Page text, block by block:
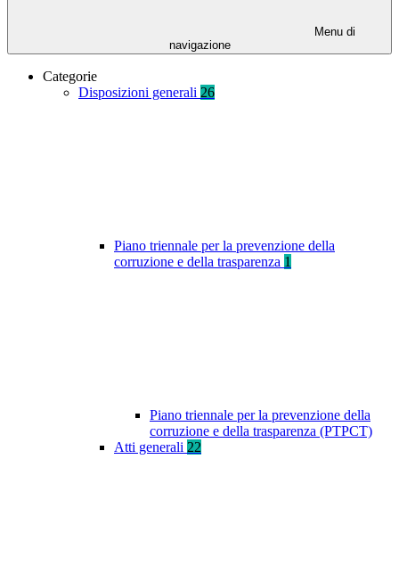
Menu di
navigazione
Categorie
Disposizioni generali 26
Piano triennale per la prevenzione della
corruzione e della trasparenza 1
Piano triennale per la prevenzione della
corruzione e della trasparenza (PTPCT)
Atti generali 22